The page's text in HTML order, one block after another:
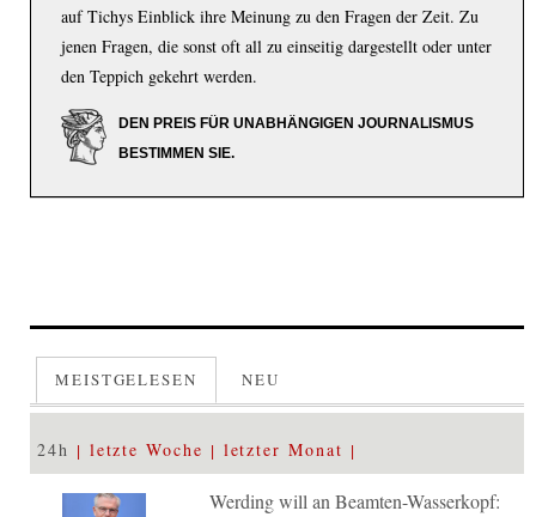
auf Tichys Einblick ihre Meinung zu den Fragen der Zeit. Zu
jenen Fragen, die sonst oft all zu einseitig dargestellt oder unter
den Teppich gekehrt werden.
DEN PREIS FÜR UNABHÄNGIGEN JOURNALISMUS
BESTIMMEN SIE.
MEISTGELESEN NEU
24h letzte Woche letzter Monat
Werding will an Beamten-Wasserkopf: